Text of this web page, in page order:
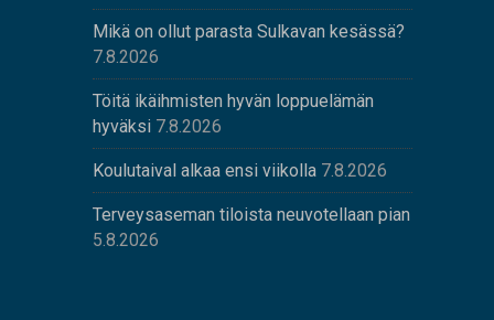
Mikä on ollut parasta Sulkavan kesässä?
7.8.2026
Töitä ikäihmisten hyvän loppuelämän
hyväksi 7.8.2026
Koulutaival alkaa ensi viikolla 7.8.2026
Terveysaseman tiloista neuvotellaan pian
5.8.2026